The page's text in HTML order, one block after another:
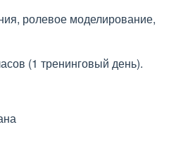
ролевое моделирование,
(1 тренинговый день).